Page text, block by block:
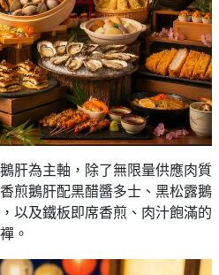
肝為主軸，除了無限量供應肉質
煎鵝肝配黑醋醬多士、黑松露鵝
以及鐵板即席香煎、肉汁飽滿的
。